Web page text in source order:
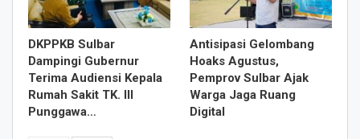
DKPPKB Sulbar
Dampingi Gubernur
Terima Audiensi Kepala
Rumah Sakit TK. III
Punggawa…
Antisipasi Gelombang
Hoaks Agustus,
Pemprov Sulbar Ajak
Warga Jaga Ruang
Digital